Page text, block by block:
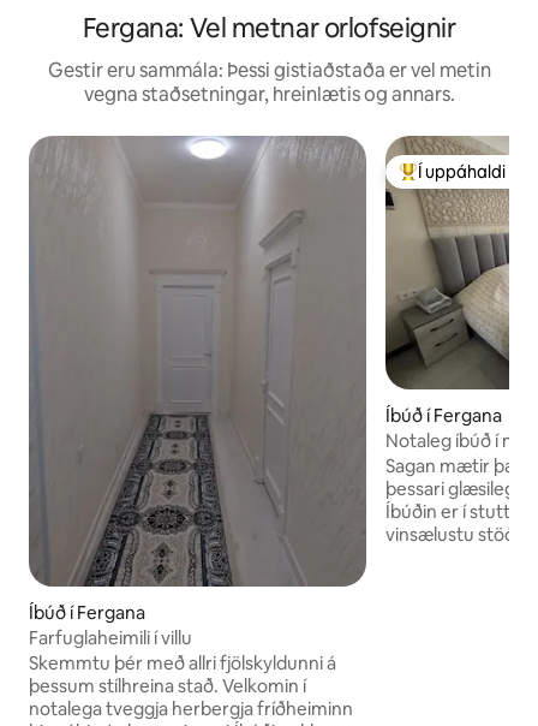
Fergana: Vel metnar orlofseignir
Gestir eru sammála: Þessi gistiaðstaða er vel metin
vegna staðsetningar, hreinlætis og annars.
Íbúð í Fergana
Farfuglaheimili í villu
Skemmtu þér með allri fjölskyldunni á
þessum stílhreina stað. Velkomin í
notalega tveggja herbergja fríðheiminn
Í mestu
Í uppáhaldi
Íbúð í Fergana
Notaleg íbúð í
Sagan mætir
þessari glæsilegu
Íbúðin er í stuttri
vinsælustu